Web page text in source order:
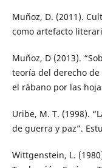
Muñoz, D. (2011).
como artefacto
Muñoz, D (2013).
teoría del derecho
el rábano por las
Uribe, M. T. (1998).
de guerra y paz”.
Wittgenstein, L.